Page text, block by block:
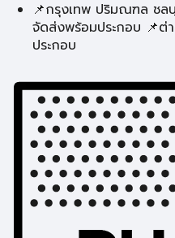
📌กรุงเทพ ปริมณฑล ชลบุ
จัดส่งพร้อมประกอบ 📌ต่
ประกอบ